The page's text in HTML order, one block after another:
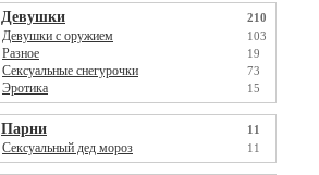
Девушки 210
Девушки с оружием 103
Разное 19
Сексуальные снегурочки 73
Эротика 15
Парни 11
Сексуальный дед мороз 11